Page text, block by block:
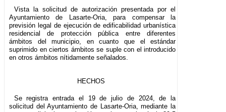
Vista la solicitud de autorización presentada por el
Ayuntamiento de Lasarte-Oria, para compensar la
previsión legal de ejecución de edificabilidad urbanística
residencial de protección pública entre diferentes
ámbitos del municipio, en cuanto que el estándar
suprimido en ciertos ámbitos se suple con el introducido
en otros ámbitos nítidamente señalados.
HECHOS
Se registra entrada el 19 de julio de 2024, de la
solicitud del Ayuntamiento de Lasarte-Oria, mediante la